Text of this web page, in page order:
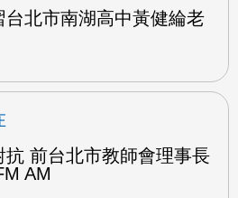
台北市南湖高中黃健綸老
抗 前台北市教師會理事長
AM